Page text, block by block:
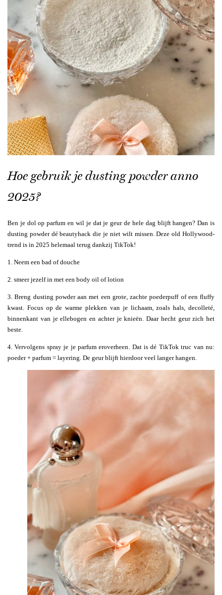
Hoe gebruik je dusting powder anno
2025?
Ben je dol op parfum en wil je dat je geur de hele dag blijft hangen? Dan is
dusting powder dé beautyhack die je niet wilt missen. Deze old Hollywood-
trend is in 2025 helemaal terug dankzij TikTok!
1. Neem een bad of douche
2. smeer jezelf in met een body oil of lotion
3. Breng dusting powder aan met een grote, zachte poederpuff of een fluffy
kwast. Focus op de warme plekken van je lichaam, zoals hals, decolleté,
binnenkant van je ellebogen en achter je knieën. Daar hecht geur zich het
beste.
4. Vervolgens spray je je parfum eroverheen. Dat is dé TikTok truc van nu:
poeder + parfum = layering. De geur blijft hierdoor veel langer hangen.